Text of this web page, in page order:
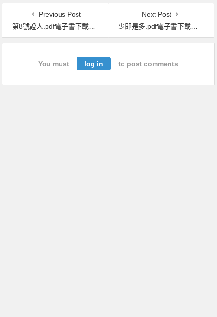
Previous Post
第8號證人.pdf電子書下載（史蒂夫·卡瓦納 著）【艾迪·弗林系列第8】
Next Post
少即是多.pdf電子書下載（傑森 · 希克爾 (Jason Hickel) 著）：棄成長如何拯救世界
You must log in to post comments